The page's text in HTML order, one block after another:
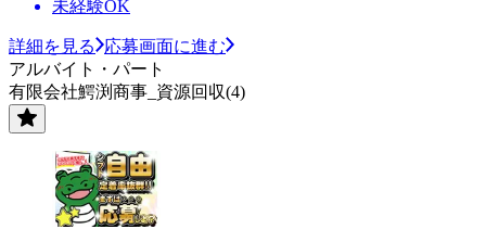
未経験OK
詳細を見る
応募画面に進む
アルバイト・パート
有限会社鰐渕商事_資源回収(4)